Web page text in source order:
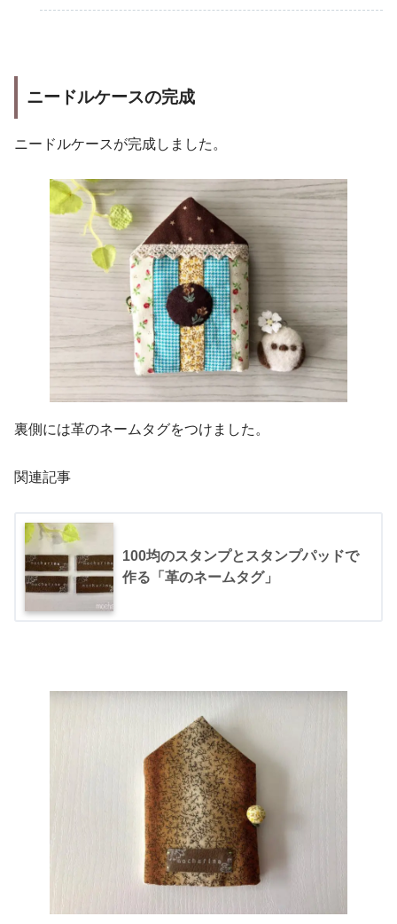
ニードルケースの完成
ニードルケースが完成しました。
裏側には革のネームタグをつけました。
関連記事
100均のスタンプとスタンプパッドで
作る「革のネームタグ」